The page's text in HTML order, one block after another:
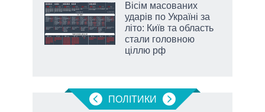
Вісім масованих
ударів по Україні за
літо: Київ та область
стали головною
ціллю рф
ПОЛIТИКИ